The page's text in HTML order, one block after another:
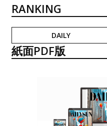
RANKING
DAILY
紙面PDF版